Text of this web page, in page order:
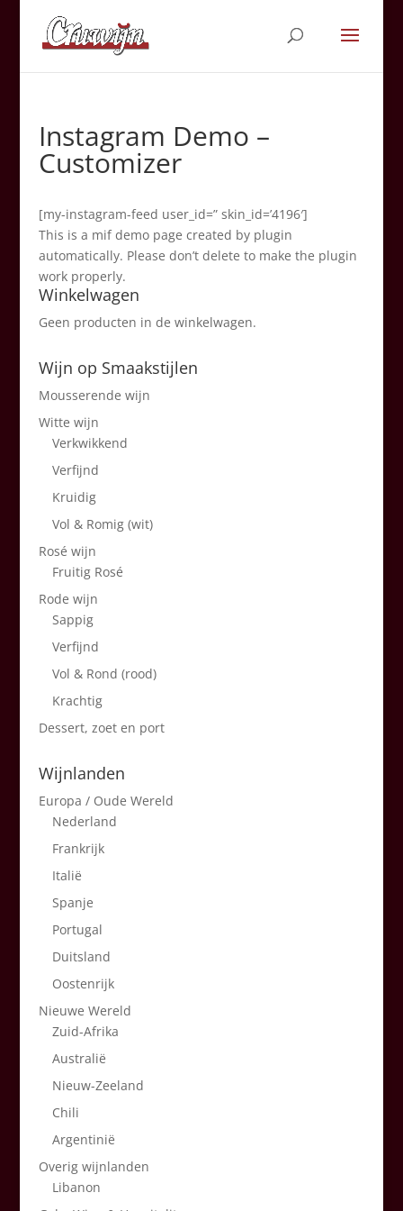
Instagram Demo –
Customizer
[my-instagram-feed user_id=” skin_id=’4196′]
This is a mif demo page created by plugin
automatically. Please don’t delete to make the plugin
work properly.
Winkelwagen
Geen producten in de winkelwagen.
Wijn op Smaakstijlen
Mousserende wijn
Witte wijn
Verkwikkend
Verfijnd
Kruidig
Vol & Romig (wit)
Rosé wijn
Fruitig Rosé
Rode wijn
Sappig
Verfijnd
Vol & Rond (rood)
Krachtig
Dessert, zoet en port
Wijnlanden
Europa / Oude Wereld
Nederland
Frankrijk
Italië
Spanje
Portugal
Duitsland
Oostenrijk
Nieuwe Wereld
Zuid-Afrika
Australië
Nieuw-Zeeland
Chili
Argentinië
Overig wijnlanden
Libanon